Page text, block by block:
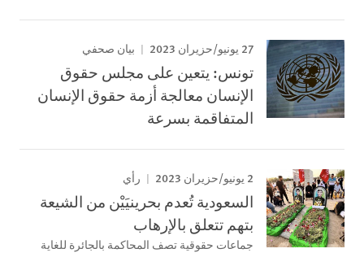
27 يونيو/حزيران 2023 بيان صحفي
تونس: يتعين على مجلس حقوق
الإنسان معالجة أزمة حقوق الإنسان
المتفاقمة بسرعة
2 يونيو/حزيران 2023 رأي
السعودية تُعدم بحرينيَيْن من الشيعة
بتهم تتعلق بالإرهاب
جماعات حقوقية تصف المحاكمة بالجائرة للغاية